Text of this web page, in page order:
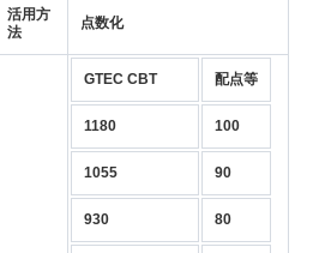
活用方
法
点数化
GTEC CBT 配点等
1180 100
1055 90
930 80